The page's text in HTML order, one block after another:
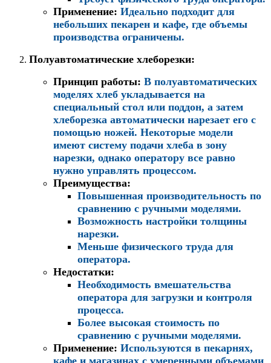
Применение: Идеально подходит для
небольших пекарен и кафе, где объемы
производства ограничены.
Полуавтоматические хлеборезки:
Принцип работы: В полуавтоматических
моделях хлеб укладывается на
специальный стол или поддон, а затем
хлеборезка автоматически нарезает его с
помощью ножей. Некоторые модели
имеют систему подачи хлеба в зону
нарезки, однако оператору все равно
нужно управлять процессом.
Преимущества:
Повышенная производительность по
сравнению с ручными моделями.
Возможность настройки толщины
нарезки.
Меньше физического труда для
оператора.
Недостатки:
Необходимость вмешательства
оператора для загрузки и контроля
процесса.
Более высокая стоимость по
сравнению с ручными моделями.
Применение: Используются в пекарнях,